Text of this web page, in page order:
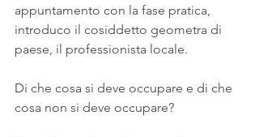
appuntamento con la fase pratica,
introduco il cosiddetto geometra di
paese, il professionista locale.
Di che cosa si deve occupare e di che
cosa non si deve occupare?